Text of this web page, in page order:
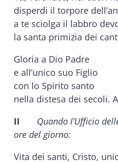
disperdi il torpore
a te sciolga il labbro
la santa primizia dei
Gloria a Dio Padre
e all’unico suo Figlio
con lo Spirito santo
nella distesa dei secoli.
II
Quando l’Ufficio
ore del giorno:
Vita dei santi, Cristo,